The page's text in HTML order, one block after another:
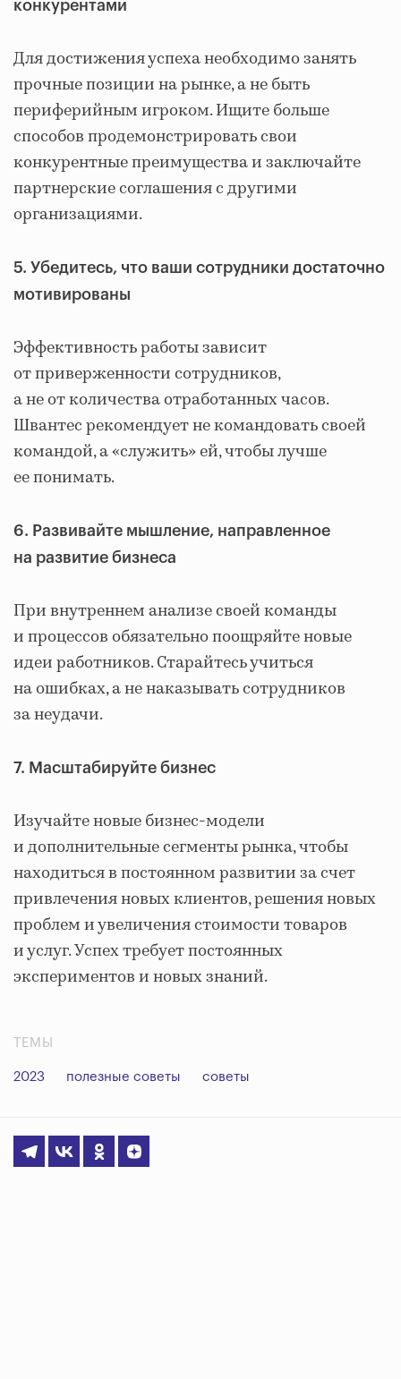
конкурентами
Для достижения успеха необходимо занять
прочные позиции на рынке, а не быть
периферийным игроком. Ищите больше
способов продемонстрировать свои
конкурентные преимущества и заключайте
партнерские соглашения с другими
организациями.
5. Убедитесь, что ваши сотрудники достаточно
мотивированы
Эффективность работы зависит
от приверженности сотрудников,
а не от количества отработанных часов.
Швантес рекомендует не командовать своей
командой, а «служить» ей, чтобы лучше
ее понимать.
6. Развивайте мышление, направленное
на развитие бизнеса
При внутреннем анализе своей команды
и процессов обязательно поощряйте новые
идеи работников. Старайтесь учиться
на ошибках, а не наказывать сотрудников
за неудачи.
7. Масштабируйте бизнес
Изучайте новые бизнес-модели
и дополнительные сегменты рынка, чтобы
находиться в постоянном развитии за счет
привлечения новых клиентов, решения новых
проблем и увеличения стоимости товаров
и услуг. Успех требует постоянных
экспериментов и новых знаний.
ТЕМЫ
2023 полезные советы советы